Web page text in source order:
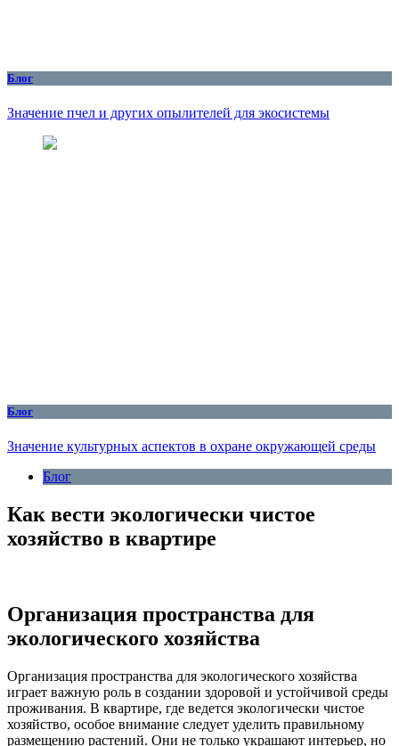
Блог
Значение пчел и других опылителей для экосистемы
Блог
Значение культурных аспектов в охране окружающей среды
Блог
Как вести экологически чистое
хозяйство в квартире
Организация пространства для
экологического хозяйства
Организация пространства для экологического хозяйства
играет важную роль в создании здоровой и устойчивой среды
проживания. В квартире, где ведется экологически чистое
хозяйство, особое внимание следует уделить правильному
размещению растений. Они не только украшают интерьер, но